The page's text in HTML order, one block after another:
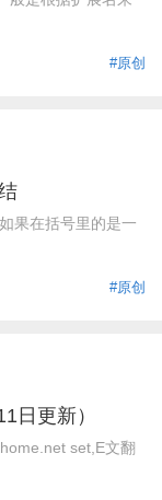
#原创
果在括号里的是一
#原创
日更新）
set,E文翻